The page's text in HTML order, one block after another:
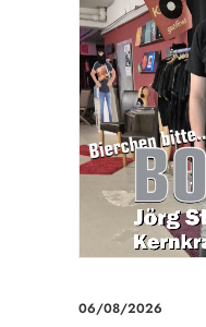
06/08/2026